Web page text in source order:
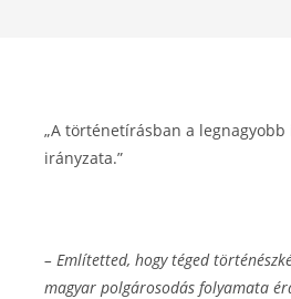
„A történetírásban a
irányzata.”
– Említetted, hogy téged
magyar polgárosodás folyamata